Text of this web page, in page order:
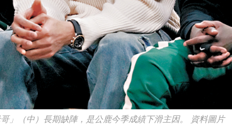
」（中）長期缺陣，是公鹿今季成績下滑主因。 資料圖片